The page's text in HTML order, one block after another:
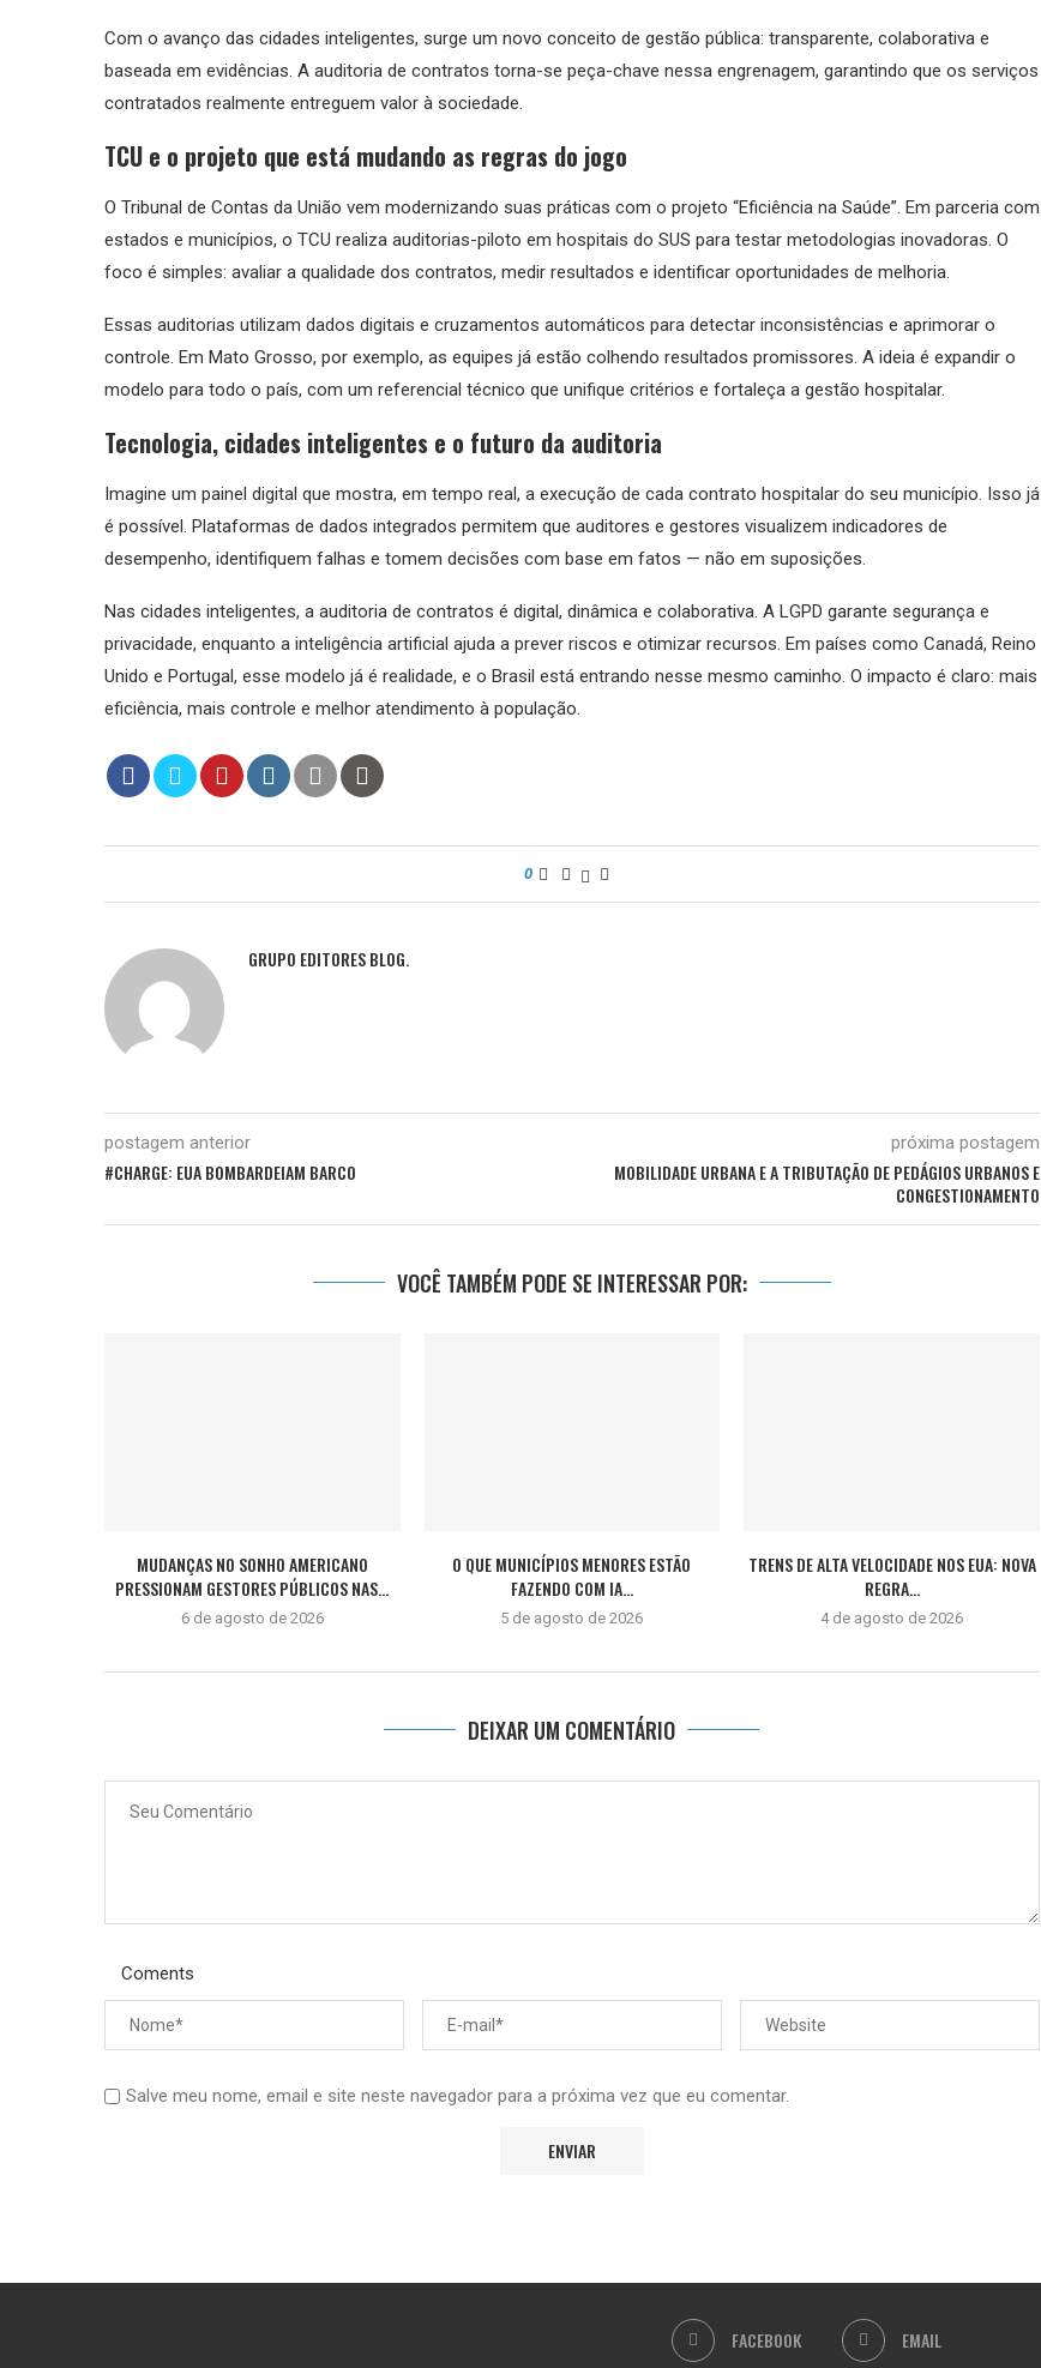
Com o avanço das cidades inteligentes, surge um novo conceito de gestão pública: transparente, colaborativa e
baseada em evidências. A auditoria de contratos torna-se peça-chave nessa engrenagem, garantindo que os serviços
contratados realmente entreguem valor à sociedade.
TCU e o projeto que está mudando as regras do jogo
O Tribunal de Contas da União vem modernizando suas práticas com o projeto “Eficiência na Saúde”. Em parceria com
estados e municípios, o TCU realiza auditorias-piloto em hospitais do SUS para testar metodologias inovadoras. O
foco é simples: avaliar a qualidade dos contratos, medir resultados e identificar oportunidades de melhoria.
Essas auditorias utilizam dados digitais e cruzamentos automáticos para detectar inconsistências e aprimorar o
controle. Em Mato Grosso, por exemplo, as equipes já estão colhendo resultados promissores. A ideia é expandir o
modelo para todo o país, com um referencial técnico que unifique critérios e fortaleça a gestão hospitalar.
Tecnologia, cidades inteligentes e o futuro da auditoria
Imagine um painel digital que mostra, em tempo real, a execução de cada contrato hospitalar do seu município. Isso já
é possível. Plataformas de dados integrados permitem que auditores e gestores visualizem indicadores de
desempenho, identifiquem falhas e tomem decisões com base em fatos — não em suposições.
Nas cidades inteligentes, a auditoria de contratos é digital, dinâmica e colaborativa. A LGPD garante segurança e
privacidade, enquanto a inteligência artificial ajuda a prever riscos e otimizar recursos. Em países como Canadá, Reino
Unido e Portugal, esse modelo já é realidade, e o Brasil está entrando nesse mesmo caminho. O impacto é claro: mais
eficiência, mais controle e melhor atendimento à população.
0
GRUPO EDITORES BLOG.
postagem anterior
#CHARGE: EUA BOMBARDEIAM BARCO
próxima postagem
MOBILIDADE URBANA E A TRIBUTAÇÃO DE PEDÁGIOS URBANOS E
CONGESTIONAMENTO
VOCÊ TAMBÉM PODE SE INTERESSAR POR:
MUDANÇAS NO SONHO AMERICANO
PRESSIONAM GESTORES PÚBLICOS NAS...
6 de agosto de 2026
O QUE MUNICÍPIOS MENORES ESTÃO
FAZENDO COM IA...
5 de agosto de 2026
TRENS DE ALTA VELOCIDADE NOS EUA: NOVA
REGRA...
4 de agosto de 2026
DEIXAR UM COMENTÁRIO
Coments
Salve meu nome, email e site neste navegador para a próxima vez que eu comentar.
FACEBOOK EMAIL